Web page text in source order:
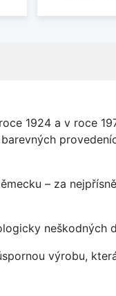
1924 a v roce
– za
neškodných
výrobu,